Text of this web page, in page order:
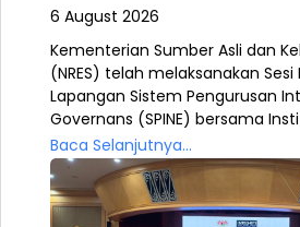
6 August 2026
Kementerian Sumber Asli dan
(NRES) telah melaksanakan Sesi
Lapangan Sistem Pengurusan
Governans (SPINE) bersama
Baca Selanjutnya...